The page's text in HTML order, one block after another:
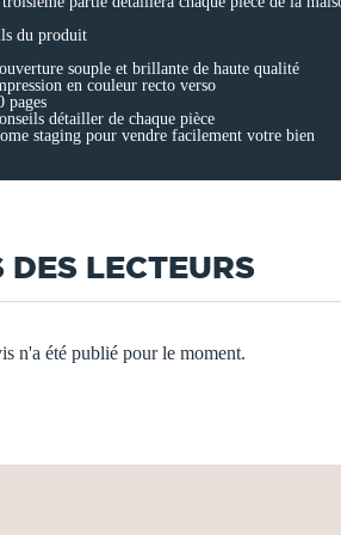
du produit
souple et brillante de haute qualité
en couleur recto verso
pages
détailler de chaque pièce
staging pour vendre facilement votre bien
DES LECTEURS
n'a été publié pour le moment.